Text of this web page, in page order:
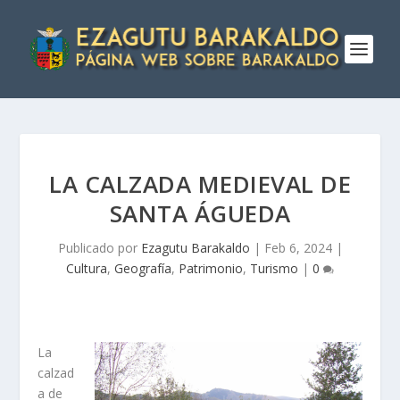
LA CALZADA MEDIEVAL DE
SANTA ÁGUEDA
Publicado por Ezagutu Barakaldo | Feb 6, 2024|
Cultura, Geografí­a, Patrimonio, Turismo | 0
La
calzad
a de